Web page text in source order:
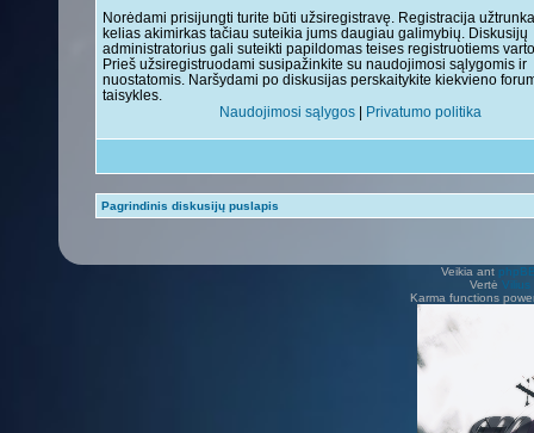
Norėdami prisijungti turite būti užsiregistravę. Registracija
kelias akimirkas tačiau suteikia jums daugiau galimybių. Diskusijų
administratorius gali suteikti papildomas teises registruotiems
Prieš užsiregistruodami susipažinkite su naudojimosi sąlygomis ir
nuostatomis. Naršydami po diskusijas perskaitykite kiekvieno
taisykles.
Naudojimosi sąlygos | Privatumo politika
Pagrindinis diskusijų puslapis
Veikia ant
Vertė Vilius
Karma functions